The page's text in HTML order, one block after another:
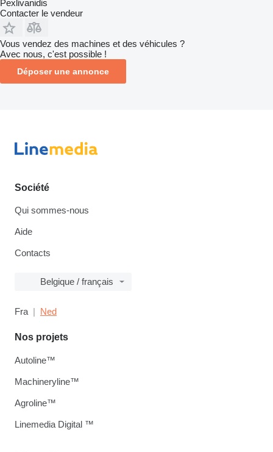
Pexlivanidis
Contacter le vendeur
Vous vendez des machines et des véhicules ?
Avec nous, c'est possible !
Déposer une annonce
Société
Qui sommes-nous
Aide
Contacts
Belgique / français
Fra Ned
Nos projets
Autoline™
Machineryline™
Agroline™
Linemedia Digital ™